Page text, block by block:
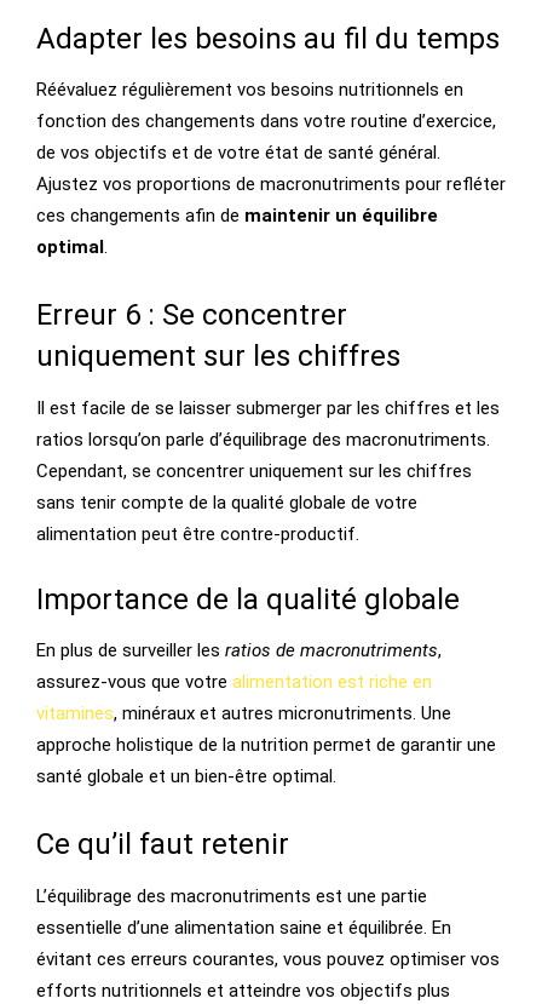
Adapter les besoins au fil du temps
Réévaluez régulièrement vos besoins nutritionnels en
fonction des changements dans votre routine d’exercice,
de vos objectifs et de votre état de santé général.
Ajustez vos proportions de macronutriments pour refléter
ces changements afin de maintenir un équilibre
optimal.
Erreur 6 : Se concentrer
uniquement sur les chiffres
Il est facile de se laisser submerger par les chiffres et les
ratios lorsqu’on parle d’équilibrage des macronutriments.
Cependant, se concentrer uniquement sur les chiffres
sans tenir compte de la qualité globale de votre
alimentation peut être contre-productif.
Importance de la qualité globale
En plus de surveiller les ratios de macronutriments,
assurez-vous que votre alimentation est riche en
vitamines, minéraux et autres micronutriments. Une
approche holistique de la nutrition permet de garantir une
santé globale et un bien-être optimal.
Ce qu’il faut retenir
L’équilibrage des macronutriments est une partie
essentielle d’une alimentation saine et équilibrée. En
évitant ces erreurs courantes, vous pouvez optimiser vos
efforts nutritionnels et atteindre vos objectifs plus